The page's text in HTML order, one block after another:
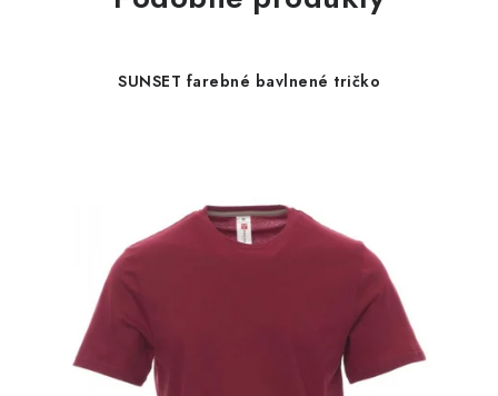
SUNSET farebné bavlnené tričko